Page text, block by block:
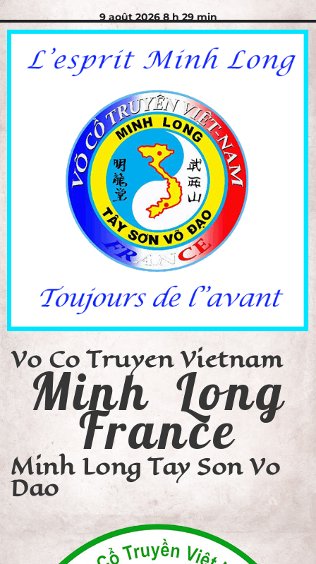
9 août 2026 8 h 29 min
Vo Co Truyen Vietnam
Minh Long
France
Minh Long Tay Son Vo
Dao